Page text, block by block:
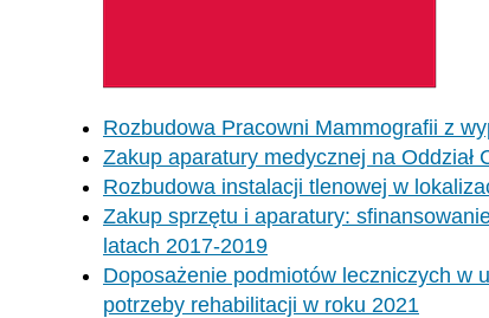
Rozbudowa Pracowni Mammografii z
Zakup aparatury medycznej na Oddział
Rozbudowa instalacji tlenowej w
Zakup sprzętu i aparatury:
latach 2017-2019
Doposażenie podmiotów leczniczych w
potrzeby rehabilitacji w roku 2021